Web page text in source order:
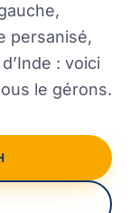
persanisé,
: voici
le gérons.